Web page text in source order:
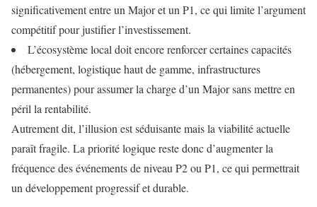
significativement entre un Major et un P1, ce qui limite l’argument
compétitif pour justifier l’investissement.
L’écosystème local doit encore renforcer certaines capacités
(hébergement, logistique haut de gamme, infrastructures
permanentes) pour assumer la charge d’un Major sans mettre en
péril la rentabilité.
Autrement dit, l’illusion est séduisante mais la viabilité actuelle
paraît fragile. La priorité logique reste donc d’augmenter la
fréquence des événements de niveau P2 ou P1, ce qui permettrait
un développement progressif et durable.